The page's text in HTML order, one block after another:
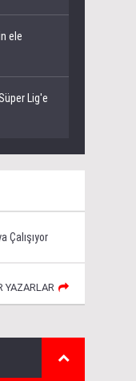
ele
Lig'e
Çalışıyor
YAZARLAR